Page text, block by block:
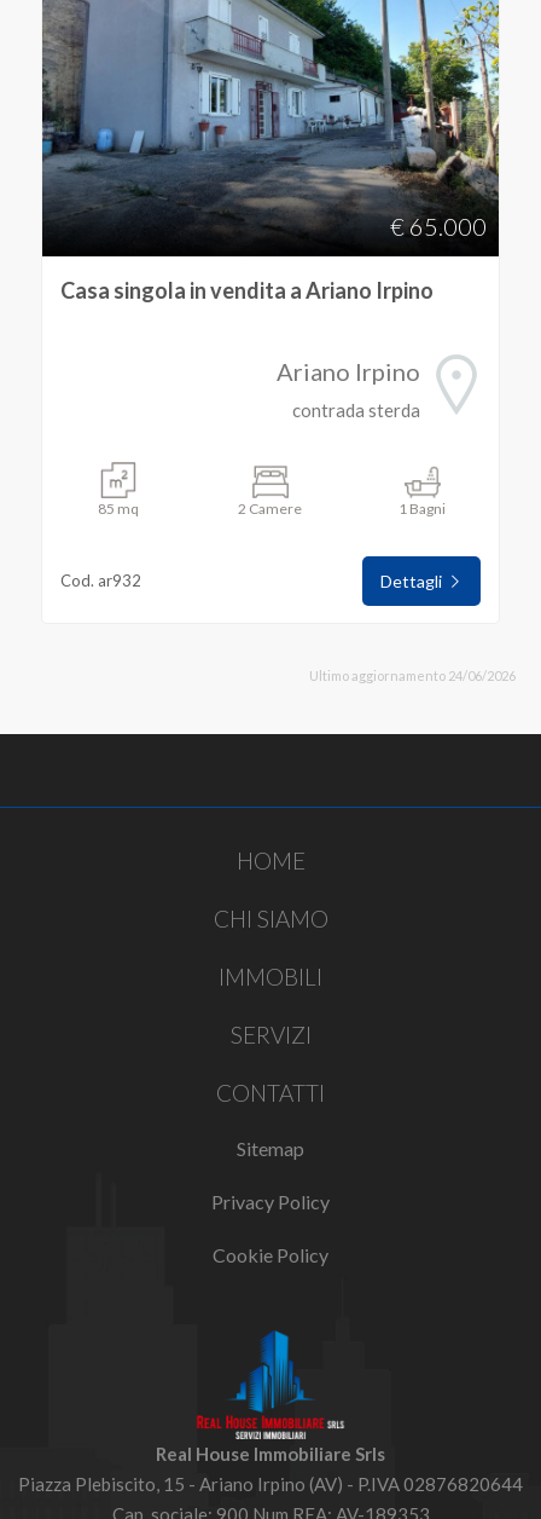
€ 65.000
Casa singola in vendita a Ariano Irpino
Ariano Irpino
contrada sterda
85 mq 2 Camere 1 Bagni
Cod. ar932 Dettagli
Ultimo aggiornamento 24/06/2026
HOME
CHI SIAMO
IMMOBILI
SERVIZI
CONTATTI
Sitemap
Privacy Policy
Cookie Policy
Real House Immobiliare Srls
Piazza Plebiscito, 15 - Ariano Irpino (AV) - P.IVA 02876820644
Cap. sociale: 900 Num REA: AV-189353